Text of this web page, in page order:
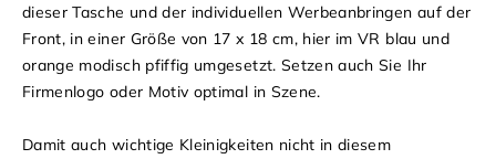
dieser Tasche und der individuellen Werbeanbringen auf der
Front, in einer Größe von 17 x 18 cm, hier im VR blau und
orange modisch pfiffig umgesetzt. Setzen auch Sie Ihr
Firmenlogo oder Motiv optimal in Szene.
Damit auch wichtige Kleinigkeiten nicht in diesem